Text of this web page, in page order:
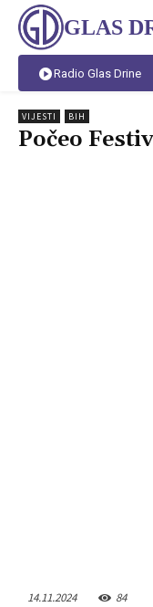
GLAS
Radio Glas Drine
VIJESTI BIH
Počeo
14.11.2024 84